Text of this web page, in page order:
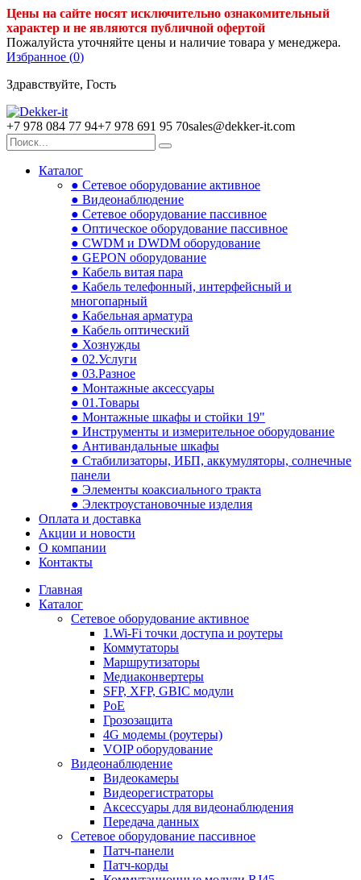
Цены на сайте носят исключительно ознакомительный
характер и не являются публичной офертой
Пожалуйста уточняйте цены и наличие товара у менеджера.
Избранное (0)
Здравствуйте, Гость
+7 978 084 77 94+7 978 691 95 70sales@dekker-it.com
Каталог
● Сетевое оборудование активное
● Видеонаблюдение
● Сетевое оборудование пассивное
● Оптическое оборудование пассивное
● CWDM и DWDM оборудование
● GEPON оборудование
● Кабель витая пара
● Кабель телефонный, интерфейсный и
многопарный
● Кабельная арматура
● Кабель оптический
● Хознужды
● 02.Услуги
● 03.Разное
● Монтажные аксессуары
● 01.Товары
● Монтажные шкафы и стойки 19"
● Инструменты и измерительное оборудование
● Антивандальные шкафы
● Стабилизаторы, ИБП, аккумуляторы, солнечные
панели
● Элементы коаксиального тракта
● Электроустановочные изделия
Оплата и доставка
Акции и новости
О компании
Контакты
Главная
Каталог
Сетевое оборудование активное
1.Wi-Fi точки доступа и роутеры
Коммутаторы
Маршрутизаторы
Медиаконвертеры
SFP, XFP, GBIC модули
PoE
Грозозащита
4G модемы (роутеры)
VOIP оборудование
Видеонаблюдение
Видеокамеры
Видеорегистраторы
Аксессуары для видеонаблюдения
Передача данных
Сетевое оборудование пассивное
Патч-панели
Патч-корды